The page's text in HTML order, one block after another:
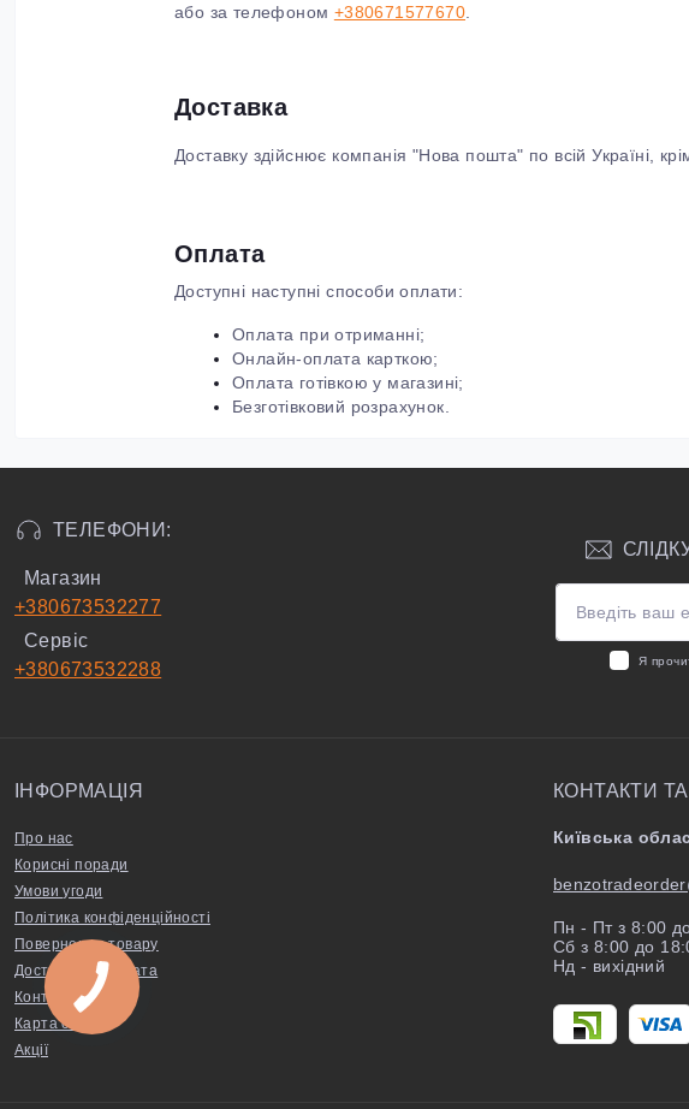
або за телефоном +380671577670
Доставка
Доставку здійснює компанія "Нова пошта" по всій Україні,
Оплата
Доступні наступні способи оплати:
Оплата при отриманні;
Онлайн-оплата карткою;
Оплата готівкою у магазині;
Безготівковий розрахунок.
ТЕЛЕФОНИ:
Магазин
+380673532277
Сервіс
+380673532288
Я
ІНФОРМАЦІЯ
Про нас
Корисні поради
Умови угоди
Політика конфіденційності
Повернення товару
Доставка та оплата
Контакти
Карта сайту
Акції
КОНТАКТИ
Київська
Пн - Пт з 8:00
Сб з 8:00 до
Нд - вихідний